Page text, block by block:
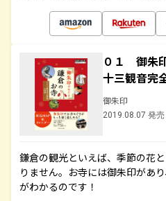
０１ 御朱
十三観音
御朱印
2019.08.07 発売
鎌倉の観光といえば、季節の花
りません。お寺には御朱印があ
がわかるのです！